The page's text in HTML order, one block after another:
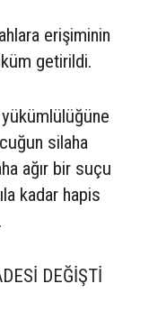
erişiminin
getirildi.
silaha
ağır bir suçu
kadar hapis
DEĞİŞTİ